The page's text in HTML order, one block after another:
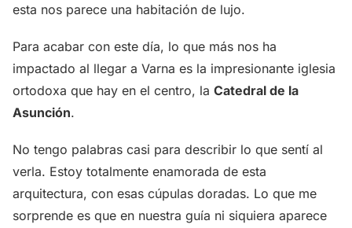
esta nos parece una habitación de lujo.
Para acabar con este día, lo que más nos ha
impactado al llegar a Varna es la impresionante iglesia
ortodoxa que hay en el centro, la Catedral de la
Asunción.
No tengo palabras casi para describir lo que sentí al
verla. Estoy totalmente enamorada de esta
arquitectura, con esas cúpulas doradas. Lo que me
sorprende es que en nuestra guía ni siquiera aparece